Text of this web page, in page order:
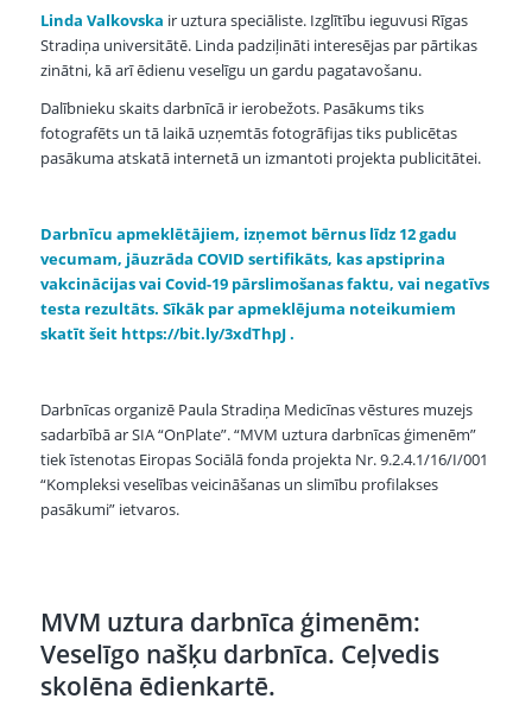
Linda Valkovska ir uztura speciāliste. Izglītību ieguvusi Rīgas
Stradiņa universitātē. Linda padziļināti interesējas par pārtikas
zinātni, kā arī ēdienu veselīgu un gardu pagatavošanu.
Dalībnieku skaits darbnīcā ir ierobežots. Pasākums tiks
fotografēts un tā laikā uzņemtās fotogrāfijas tiks publicētas
pasākuma atskatā internetā un izmantoti projekta publicitātei.
Darbnīcu apmeklētājiem, izņemot bērnus līdz 12 gadu
vecumam, jāuzrāda COVID sertifikāts, kas apstiprina
vakcinācijas vai Covid-19 pārslimošanas faktu, vai negatīvs
testa rezultāts. Sīkāk par apmeklējuma noteikumiem
skatīt šeit https://bit.ly/3xdThpJ.
Darbnīcas organizē Paula Stradiņa Medicīnas vēstures muzejs
sadarbībā ar SIA “OnPlate”. “MVM uztura darbnīcas ģimenēm”
tiek īstenotas Eiropas Sociālā fonda projekta Nr. 9.2.4.1/16/I/001
“Kompleksi veselības veicināšanas un slimību profilakses
pasākumi” ietvaros.
MVM uztura darbnīca ģimenēm:
Veselīgo našķu darbnīca. Ceļvedis
skolēna ēdienkartē.